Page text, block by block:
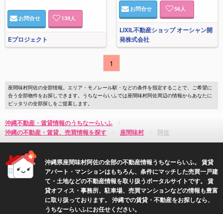
お問合せ 139人
Eプロジェクト
お問合せ 56人
LIXIL不動産ショップ オーシャン開
発株式会社
1
座間味村阿佐の全部情報。エリア・モノレール駅・などの条件を指定することで、ご希望に
合う全部物件をお探しできます。うちなーらいふでは座間味村阿佐周辺の情報からあなたに
ピッタリの全部探しをご提案します。
沖縄不動産・賃貸情報のうちなーらいふ
沖縄の不動産・賃貸、売買情報を探す
座間味村 阿佐
沖縄県座間味村阿佐の全部の不動産情報うちなーらいふ。 賃貸
アパート・マンションはもちろん、条件にマッチした売買一戸建
て・土地などの不動産情報を取り扱うポータルサイトです。 賃
貸オフィス・事務所、駐車場、売買マンションなどの情報も豊富
に取り扱っております。 沖縄での賃貸・不動産をお探しなら、
うちなーらいふにお任せください。